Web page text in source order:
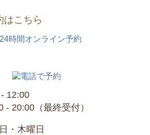
はこちら
12:00
- 20:00（最終受付）
・木曜日